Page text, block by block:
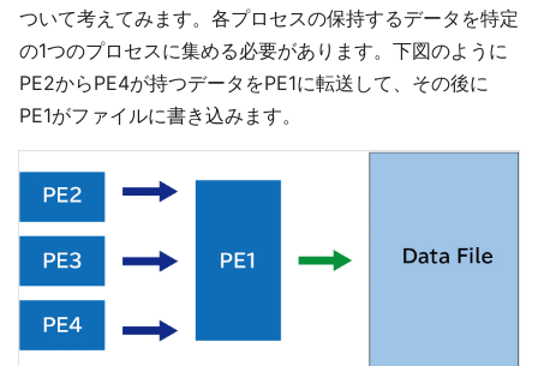
ついて考えてみます。各プロセスの保持するデータを特定
の1つのプロセスに集める必要があります。下図のように
PE2からPE4が持つデータをPE1に転送して、その後に
PE1がファイルに書き込みます。